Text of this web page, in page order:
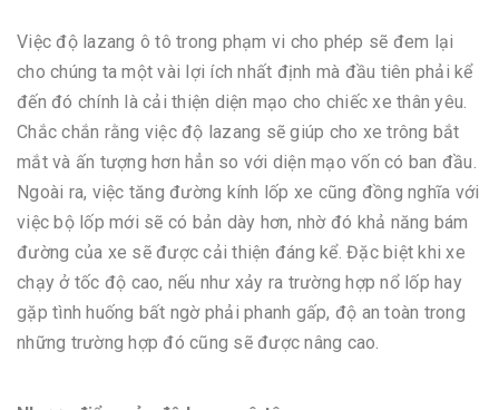
Việc độ lazang ô tô trong phạm vi cho phép sẽ đem lại
cho chúng ta một vài lợi ích nhất định mà đầu tiên phải kể
đến đó chính là cải thiện diện mạo cho chiếc xe thân yêu.
Chắc chắn rằng việc độ lazang sẽ giúp cho xe trông bắt
mắt và ấn tượng hơn hẳn so với diện mạo vốn có ban đầu.
Ngoài ra, việc tăng đường kính lốp xe cũng đồng nghĩa với
việc bộ lốp mới sẽ có bản dày hơn, nhờ đó khả năng bám
đường của xe sẽ được cải thiện đáng kể. Đặc biệt khi xe
chạy ở tốc độ cao, nếu như xảy ra trường hợp nổ lốp hay
gặp tình huống bất ngờ phải phanh gấp, độ an toàn trong
những trường hợp đó cũng sẽ được nâng cao.